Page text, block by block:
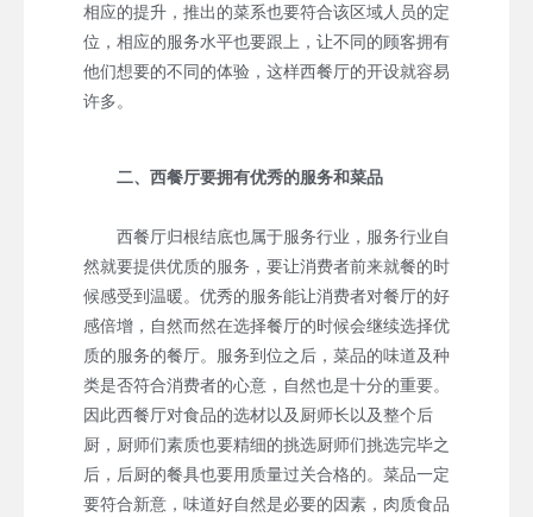
相应的提升，推出的菜系也要符合该区域人员的定
位，相应的服务水平也要跟上，让不同的顾客拥有
他们想要的不同的体验，这样西餐厅的开设就容易
许多。
二、西餐厅要拥有优秀的服务和菜品
西餐厅归根结底也属于服务行业，服务行业自
然就要提供优质的服务，要让消费者前来就餐的时
候感受到温暖。优秀的服务能让消费者对餐厅的好
感倍增，自然而然在选择餐厅的时候会继续选择优
质的服务的餐厅。服务到位之后，菜品的味道及种
类是否符合消费者的心意，自然也是十分的重要。
因此西餐厅对食品的选材以及厨师长以及整个后
厨，厨师们素质也要精细的挑选厨师们挑选完毕之
后，后厨的餐具也要用质量过关合格的。菜品一定
要符合新意，味道好自然是必要的因素，肉质食品